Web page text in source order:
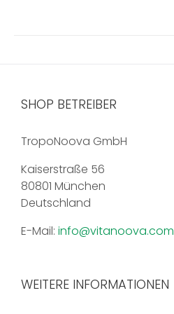
SHOP BETREIBER
TropoNoova GmbH
Kaiserstraße 56
80801 München
Deutschland
E-Mail: info@vitanoova.com
WEITERE INFORMATIONEN